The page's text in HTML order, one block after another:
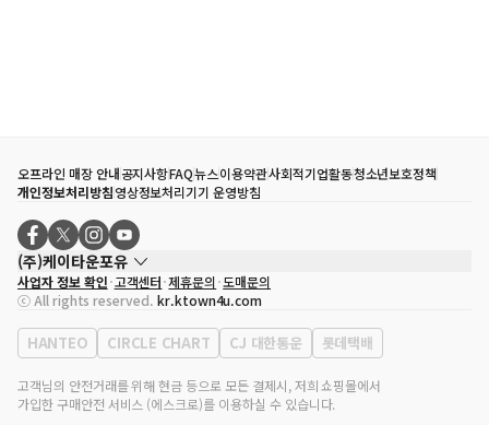
오프라인 매장 안내공지사항FAQ뉴스이용약관사회적기업활동청소년보호정책
개인정보처리방침영상정보처리기기 운영방침
(주)케이타운포유
대표자
송효민
사업자등록번호
120-87-71116
통신판매업 신고번호 제2011-서울강남-02223
대표전화
02-552-9855
사업자 정보 확인 고객센터 제휴문의 도매문의
ⓒ All rights reserved. kr.ktown4u.com
HANTEO CIRCLE CHART CJ 대한통운 롯데택배
고객님의 안전거래를 위해 현금 등으로 모든 결제시, 저희 쇼핑몰에서
가입한 구매안전 서비스 (에스크로)를 이용하실 수 있습니다.